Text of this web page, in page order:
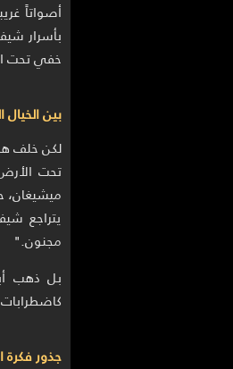
أصواتاً
بأسرار
خفي تحت
بين
لكن خلف
تحت
ميشيغان،
يتراجع
مجنون."
بل ذهب
جذور